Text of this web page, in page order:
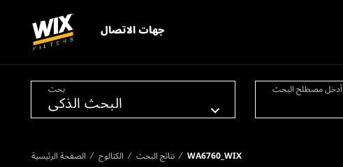
جهات الاتصال
بحث أدخل مصطلح البحث
الصفحة الرئيسية الكتالوج نتائج البحث WA6760_WIX